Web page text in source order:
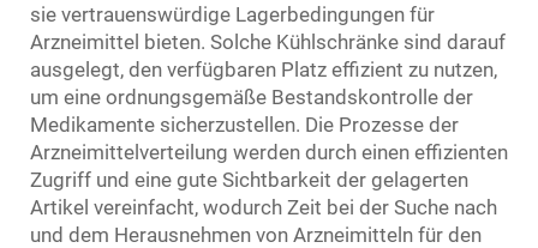
sie vertrauenswürdige Lagerbedingungen für
Arzneimittel bieten. Solche Kühlschränke sind darauf
ausgelegt, den verfügbaren Platz effizient zu nutzen,
um eine ordnungsgemäße Bestandskontrolle der
Medikamente sicherzustellen. Die Prozesse der
Arzneimittelverteilung werden durch einen effizienten
Zugriff und eine gute Sichtbarkeit der gelagerten
Artikel vereinfacht, wodurch Zeit bei der Suche nach
und dem Herausnehmen von Arzneimitteln für den